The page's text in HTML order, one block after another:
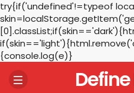
try{if('undefined'!=typeof
{console.log(e)}